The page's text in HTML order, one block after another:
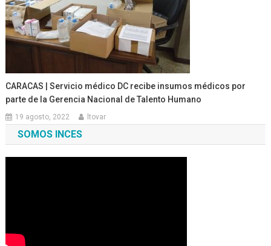
CARACAS | Servicio médico DC recibe insumos médicos por
parte de la Gerencia Nacional de Talento Humano
19 agosto, 2022 ltovar
SOMOS INCES